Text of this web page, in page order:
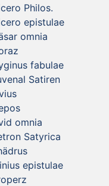
Philos.
epistulae
omnia
fabulae
Satiren
omnia
Satyrica
epistulae